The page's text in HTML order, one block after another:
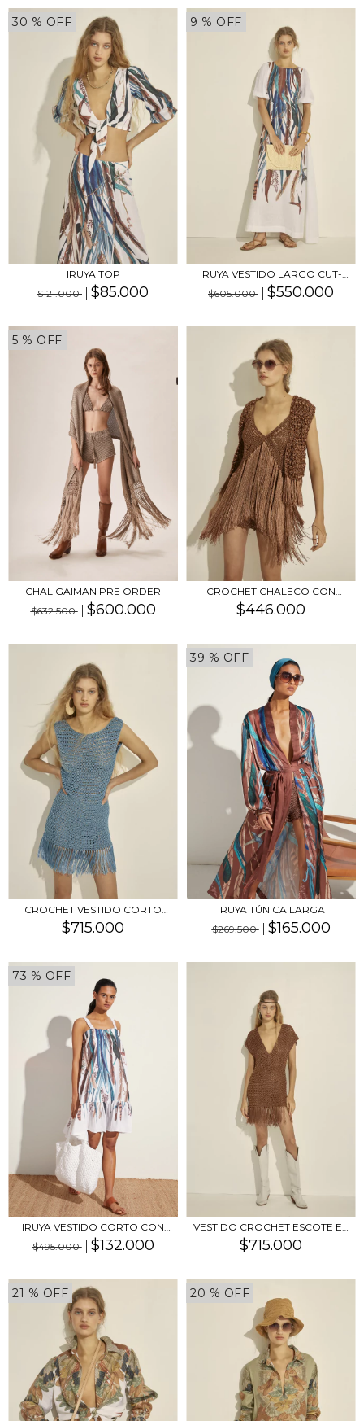
30 % OFF
IRUYA TOP
$121.000
$85.000
9 % OFF
IRUYA VESTIDO LARGO CUT-
OUT CON MANGA
$605.000 $550.000
5 % OFF
CHAL GAIMAN PRE ORDER
$632.500
$600.000
CROCHET CHALECO CON
FLECOS PRE ORDER
$446.000
CROCHET VESTIDO CORTO
CON FLECOS PRE ORD...
$715.000
39 % OFF
IRUYA TÚNICA LARGA
$269.500
$165.000
73 % OFF
IRUYA VESTIDO CORTO CON
ESCOTE RECTO
$495.000 $132.000
VESTIDO CROCHET ESCOTE EN
V PRE ORDER
$715.000
21 % OFF 20 % OFF